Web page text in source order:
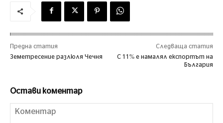
Предна статия
Земетресение разлюля Чечня
Следваща статия
С 11% е намалял експортът на
България
Остави коментар